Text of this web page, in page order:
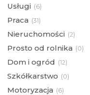
Usługi (6)
Praca (31)
Nieruchomości (2)
Prosto od rolnika (0)
Dom i ogród (12)
Szkółkarstwo (0)
Motoryzacja (6)